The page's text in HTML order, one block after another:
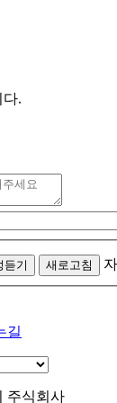
다.
듣기 새로고침
길
주식회사